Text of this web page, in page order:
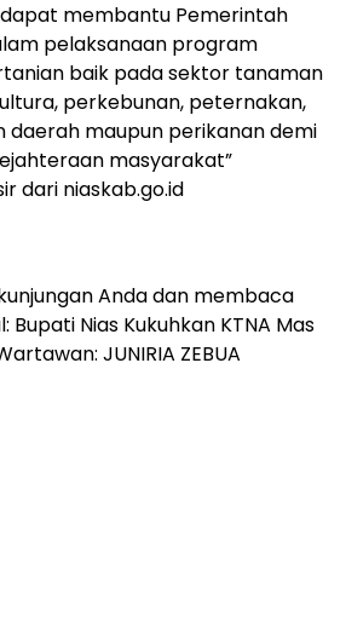
dapat membantu Pemerintah
pelaksanaan program
baik pada sektor tanaman
perkebunan, peternakan,
daerah maupun perikanan demi
masyarakat”
dari niaskab.go.id
Anda dan membaca
Bupati Nias Kukuhkan KTNA Mas
JUNIRIA ZEBUA